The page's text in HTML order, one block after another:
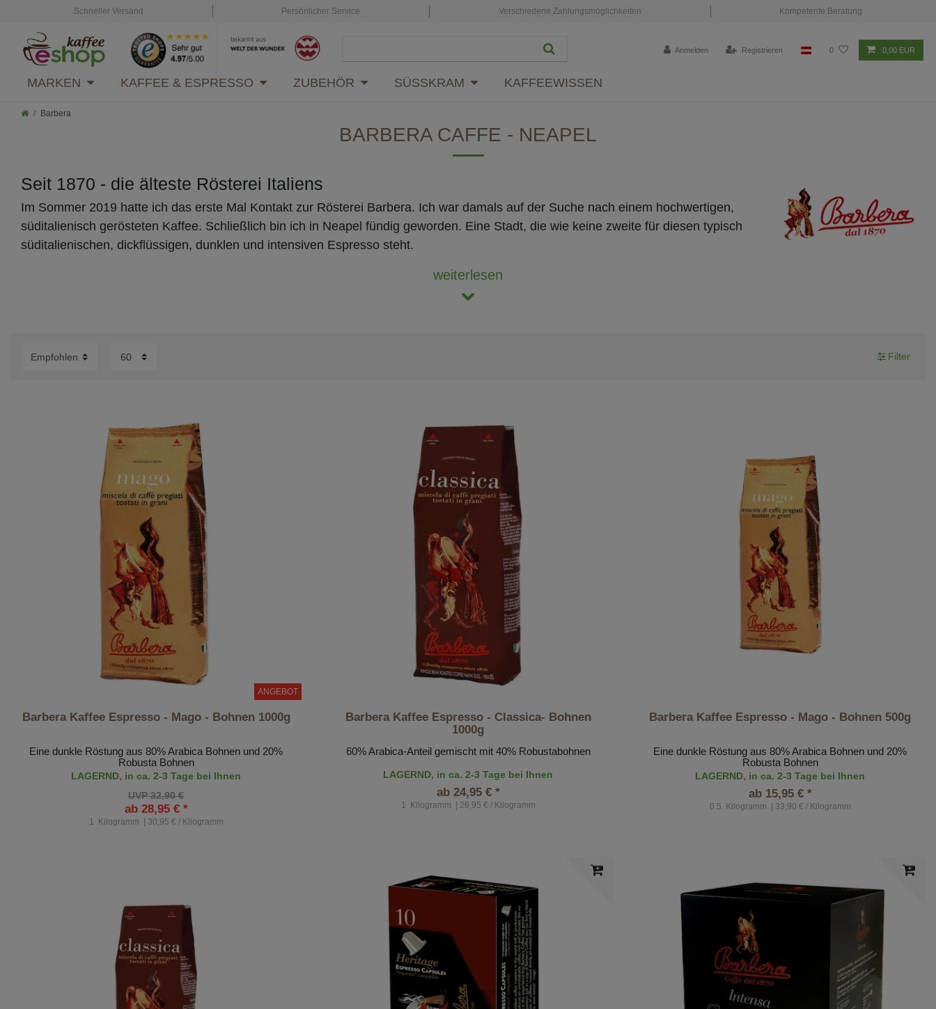
Schneller Versand Persönlicher Service Verschiedene Zahlungsmöglichkeiten Kompetente Beratung
Anmelden Registrieren 0 0,00 EUR
MARKEN KAFFEE & ESPRESSO ZUBEHÖR SÜSSKRAM KAFFEEWISSEN
Barbera
BARBERA CAFFE - NEAPEL
Seit 1870 - die älteste Rösterei Italiens
Im Sommer 2019 hatte ich das erste Mal Kontakt zur Rösterei Barbera. Ich war damals auf der Suche nach einem hochwertigen,
süditalienisch gerösteten Kaffee. Schließlich bin ich in Neapel fündig geworden. Eine Stadt, die wie keine zweite für diesen typisch
süditalienischen, dickflüssigen, dunklen und intensiven Espresso steht.
weiterlesen
Filter
ANGEBOT
Barbera Kaffee Espresso - Mago - Bohnen 1000g
Eine dunkle Röstung aus 80% Arabica Bohnen und 20%
Robusta Bohnen
LAGERND, in ca. 2-3 Tage bei Ihnen
UVP 32,90 €
ab 28,95 € *
1 Kilogramm | 30,95 € / Kilogramm
Barbera Kaffee Espresso - Classica- Bohnen
1000g
60% Arabica-Anteil gemischt mit 40% Robustabohnen
LAGERND, in ca. 2-3 Tage bei Ihnen
ab 24,95 € *
1 Kilogramm | 26,95 € / Kilogramm
Barbera Kaffee Espresso - Mago - Bohnen 500g
Eine dunkle Röstung aus 80% Arabica Bohnen und 20%
Robusta Bohnen
LAGERND, in ca. 2-3 Tage bei Ihnen
ab 15,95 € *
0.5 Kilogramm | 33,90 € / Kilogramm